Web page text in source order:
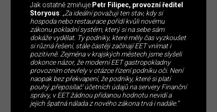
Jak ostatně zmiňuje Petr Filipec, provozní ředitel
Storyous: „Za ideální považuji ten stav, kdy si
hospoda nebo restaurace pořídí kvůli novému
zákonu pokladní systém, který si na sebe sám
dokáže vydělat. Ty podniky, které měly čas vyzkoušet
si různá řešení, stále častěji začínají EET vnímat i
pozitivně. Zejména v krajských městech jsme slyšeli
dokonce názor, že moderní EET gastropokladny
provozním otevřely v otázce řízení podniku oči. Není
naopak bez překvapení, že podniky, které si platí
pouhý ‚přeposílač‘ účetních údajů na servery Finanční
správy, v EET žádnou přidanou hodnotu nevidí a
jejich špatná nálada z nového zákona trvá i nadále.“